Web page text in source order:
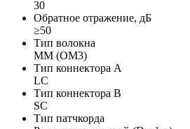
30
Обратное отражение, дБ
≥50
Тип волокна
MM (OM3)
Тип коннектора A
LC
Тип коннектора B
SC
Тип патчкорда